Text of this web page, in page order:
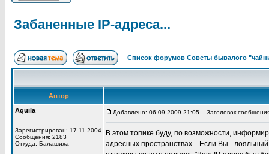
Забаненные IP-адреса...
Список форумов Советы бывалого
Автор
Aquila
Зарегистрирован: 17.11.2004
Сообщения: 2183
Откуда: Балашиха
Добавлено: 06.09.2009 21:05 Заголовок
В этом топике буду, по возможности,
адресных пространствах... Если Вы -